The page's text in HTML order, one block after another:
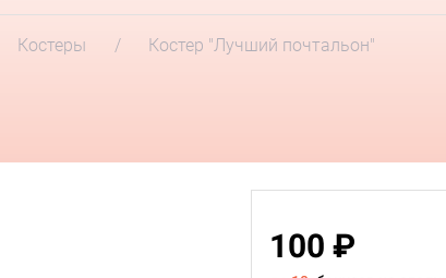
Костеры Костер "Лучший почтальон"
100 ₽